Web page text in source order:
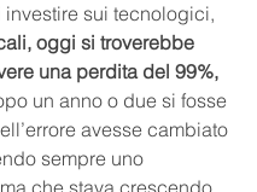
sui tecnologici,
oggi si troverebbe
una perdita del 99%,
un anno o due si fosse
avesse cambiato
sempre uno